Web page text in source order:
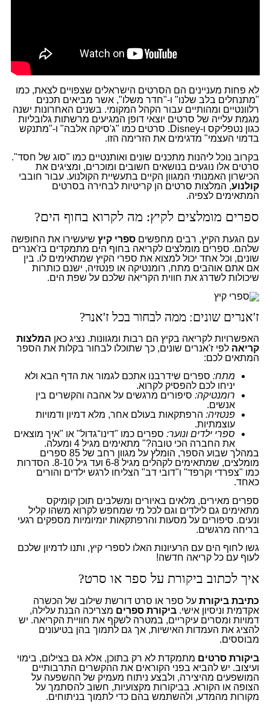
לא פחות מעניינים הם הסרטים הישראלים שצפויים לצאת, כמו
"מתנחלים בלב שלנו" ו-"חדר משלו", אשר מביאים תכנים
רלוונטיים ומהותיים עבור הקהל המקומי. בשנים האחרונות ישנה
מגמת עלייה של סרטים יוצאי דופן המגיעים מרשתות גלובליות
כגון נטפליקס ו-Disney. סרטים כמו "ג'סיקה אלבה" ו-"מתנקש
בדמוי העצמי" מדגימים את הזרימה הזו.
בקרוב נוכל ליהנות מתכנים שונים ואותנטיים כמו "סוג של חסד".
סרטים אלו נוגעים בנושאים חשובים ומוכרים, ומציגים את
הכישרון האמנותי המגוון הקיים בתעשיית הקולנוע. עבור חובבי
קולנוע, המלצות סרטים הן קריטיות לבחירה בסרטים
המתאימים לצפיה.
ספרים מומלצים לקיץ: מה לקרוא בחוף הים?
עם הגעת הקיץ, רבים מחפשים ספרי קיץשיעשירו את החופשה
שלהם. ספרים מומלצים לקריאה בחוף הים מתמקדים בז'אנרים
שונים, וכל אחד יכול למצוא את ספרי הקיץ שמתאימים לו. בין
אם אתם אוהבים מתח, רומנטיקה או פנטזיה, ישנם כותרות
שיכולות לשדרג את חווית הקריאה שלכם על שפת הים.
ז'אנרים שונים: ממה לבחור בכל ז'אנר?
האפשרויות לקריאה בקיץ הם רבות ומגוונות. נציג כאן המלצות
קריאה לפי ז'אנרים שונים, כך שתוכלו לבחור בקלות את הספר
המתאים לכם:
מתח:ספרים שידרבנו אתכם לגמור את הדף הבא ולא
יניחו לכם להפסיק לקרוא.
רומנטיקה:סיפורים מרגשים על אהבה והקשרים בין
אנשים.
פנטזיה:הרפתקאות בעולם אחר, מלא דמיון ודמויות
עוצמתיות.
ספרי ילדים ונוער:ספרים כמו "דינו־גדול" או "איך מוצאים
את החברה הכי טובה?" מתאימים מגיל 4 ומעלה.
במהלך שבוע הספר, הומלץ על מגוון רחב של 85 ספרים
מומלצים, שמתאימים לקהלים מגיל 6-8 ועד גיל 8-10. הסדרות
כמו "צפרדי וקרפד" ו"דובי דב" הצליחו לרגש ילדים והורים
כאחד.
ספרים מאירים, מלאים באיורים ומשלבים תוכן קומיקס
מתאימים גם לילדים וגם לכל מי שמחפש לקרוא משהו קליל
ונעים. סיפורים על מסעות והרפתקאות יומיומיות מספקים רגעי
בריחה מרגשים.
גשו לחוף הים עם הרעיונות האלו לספרי קיץ, ותנו לדמיון שלכם
לעוף עם כל קריאה חדשה!
איך לכתוב ביקורת על ספר או סרט?
כתיבת ביקורתעל ספר או סרט דורשת שילוב של הכשרה
אקדמית וניסיון אישי. ביקורת ספרים מצריכה הבנת עלילה,
דמויות ומסרים עיקריים, במטרה לשקף את חוויית הקריאה. יש
להציג את העמדות האישיות, אך גם לתמוך בהן בטיעונים
מבוססים.
ביקורת סרטים מתמקדת לא רק בתוכן, אלא גם בצילום, בימוי
ועיצוב. יש להביא בפני הקוראים את ההקשרים התרבותיים
המושפעים מהיצירה, ולבצע ניתוח מעמיק של ההשפעה על
הצופה או הקורא. בביקורות מקצועיות, חשוב להסתמך על
מקורות מהמדע, ולהשתמש בהם כדי לתמוך בניתוחים.